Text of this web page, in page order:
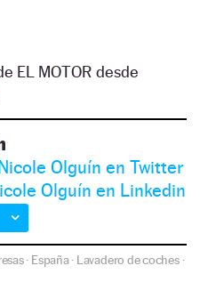
EL MOTOR desde
Olguín en Twitter
Olguín en Linkedin
· España· Lavadero de coches·